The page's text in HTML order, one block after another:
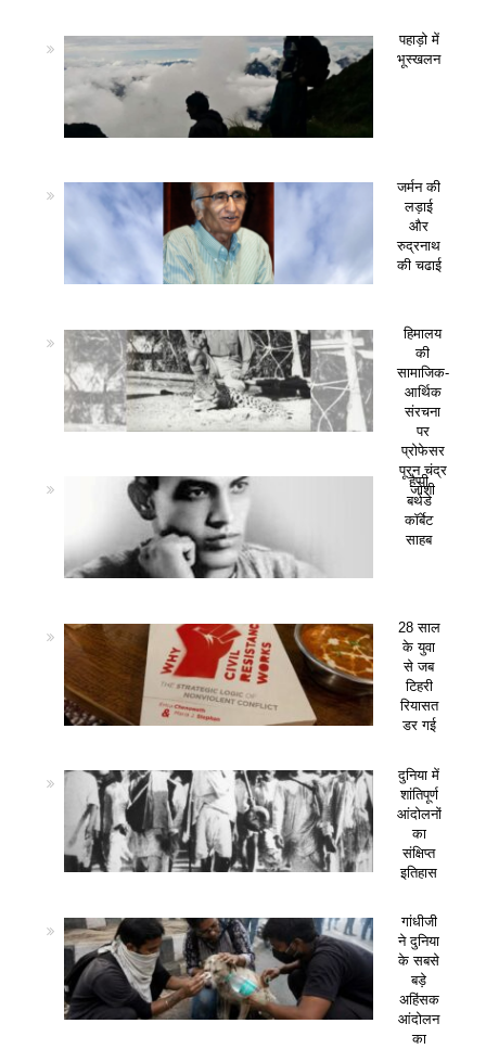
पहाड़ो में
भूस्खलन
जर्मन की
लड़ाई
और
रुद्रनाथ
की चढाई
हिमालय
की
सामाजिक-
आर्थिक
संरचना
पर
प्रोफेसर
पूरन चंद्र
जोशी
हैप्पी
बर्थडे
कॉर्बेट
साहब
28 साल
के युवा
से जब
टिहरी
रियासत
डर गई
दुनिया में
शांतिपूर्ण
आंदोलनों
का
संक्षिप्त
इतिहास
गांधीजी
ने दुनिया
के सबसे
बड़े
अहिंसक
आंदोलन
का